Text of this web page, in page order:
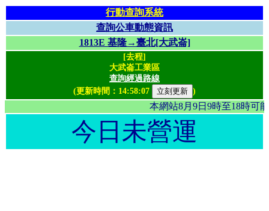
行動查詢系統
查詢公車動態資訊
1813E 基隆→臺北[大武崙]
[去程]
大武崙工業區
查詢經過路線
(更新時間： 14:58:07 )
本網站8月9日9時至18
今日未營運